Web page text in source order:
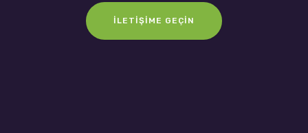
İLETIŞIME GEÇIN